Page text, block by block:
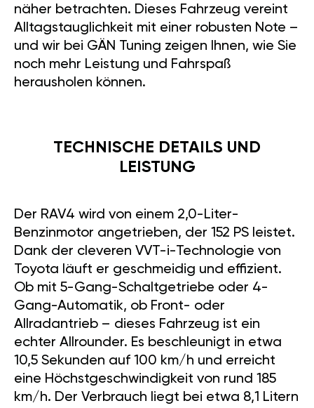
näher betrachten. Dieses Fahrzeug vereint
Alltagstauglichkeit mit einer robusten Note –
und wir bei GÄN Tuning zeigen Ihnen, wie Sie
noch mehr Leistung und Fahrspaß
herausholen können.
TECHNISCHE DETAILS UND
LEISTUNG
Der RAV4 wird von einem 2,0-Liter-
Benzinmotor angetrieben, der 152 PS leistet.
Dank der cleveren VVT-i-Technologie von
Toyota läuft er geschmeidig und effizient.
Ob mit 5-Gang-Schaltgetriebe oder 4-
Gang-Automatik, ob Front- oder
Allradantrieb – dieses Fahrzeug ist ein
echter Allrounder. Es beschleunigt in etwa
10,5 Sekunden auf 100 km/h und erreicht
eine Höchstgeschwindigkeit von rund 185
km/h. Der Verbrauch liegt bei etwa 8,1 Litern